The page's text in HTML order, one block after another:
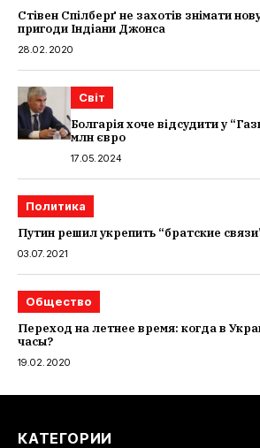
Стівен Спілберґ не захотів знімати
пригоди Індіани Джонса
28.02.2020
Світ
Болгарія хоче відсудити у
млн євро
17.05.2024
Политика
Путин решил укрепить “братские
03.07.2021
Общество
Переход на летнее время: когда в
часы?
19.02.2020
КАТЕГОРИИ